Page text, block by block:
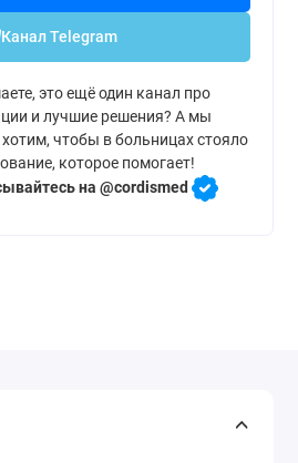
Канал Telegram
это ещё один канал про
и лучшие решения? А мы
чтобы в больницах стояло
которое помогает!
на @cordismed